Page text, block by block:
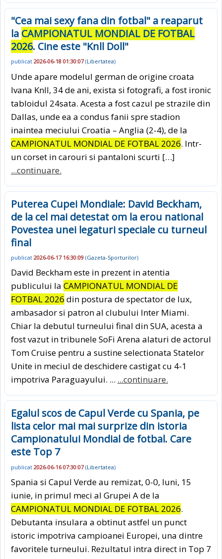
"Cea mai sexy fana din fotbal" a reaparut
la CAMPIONATUL MONDIAL DE FOTBAL
2026. Cine este "Knll Doll"
publicat 2026-06-18 01:30:07(Libertatea)
Unde apare modelul german de origine croata
Ivana Knll, 34 de ani, exista si fotografi, a fost ironic
tabloidul 24sata. Acesta a fost cazul pe strazile din
Dallas, unde ea a condus fanii spre stadion
inaintea meciului Croatia – Anglia (2-4), de la
CAMPIONATUL MONDIAL DE FOTBAL 2026. Intr-
un corset in carouri si pantaloni scurti […]
...continuare.
Puterea Cupei Mondiale: David Beckham,
de la cel mai detestat om la erou national
Povestea unei legaturi speciale cu turneul
final
publicat 2026-06-17 16:30:09 (Gazeta-Sporturilor)
David Beckham este in prezent in atentia
publicului la CAMPIONATUL MONDIAL DE
FOTBAL 2026 din postura de spectator de lux,
ambasador si patron al clubului Inter Miami.
Chiar la debutul turneului final din SUA, acesta a
fost vazut in tribunele SoFi Arena alaturi de actorul
Tom Cruise pentru a sustine selectionata Statelor
Unite in meciul de deschidere castigat cu 4-1
impotriva Paraguayului. ... ...continuare.
Egalul scos de Capul Verde cu Spania, pe
lista celor mai mai surprize din istoria
Campionatului Mondial de fotbal. Care
este Top 7
publicat 2026-06-16 07:30:07(Libertatea)
Spania si Capul Verde au remizat, 0-0, luni, 15
iunie, in primul meci al Grupei A de la
CAMPIONATUL MONDIAL DE FOTBAL 2026.
Debutanta insulara a obtinut astfel un punct
istoric impotriva campioanei Europei, una dintre
favoritele turneului. Rezultatul intra direct in Top 7